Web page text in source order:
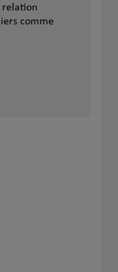
relation
comme